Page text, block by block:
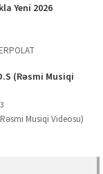
Yeni 2026
(Rəsmi Musiqi
Musiqi Videosu)